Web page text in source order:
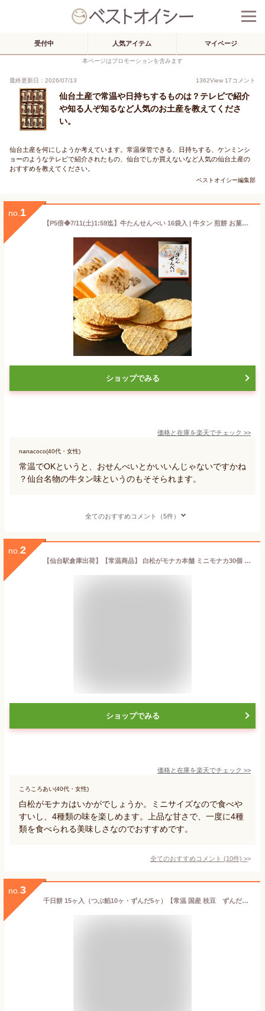
受付中 人気アイテム マイページ
本ページはプロモーションを含みます
最終更新日：2026/07/13 1362View 17コメント
仙台土産で常温や日持ちするものは？テレビで紹介
や知る人ぞ知るなど人気のお土産を教えてくださ
い。
仙台土産を何にしようか考えています。常温保管できる、日持ちする、ケンミンシ
ョーのようなテレビで紹介されたもの、仙台でしか買えないなど人気の仙台土産の
おすすめを教えてください。
ベストオイシー編集部
no. 1
【P5倍◆7/11(土)1:59迄】牛たんせんべい 16袋入 | 牛タン 煎餅 お菓子 おやつ おつまみ 肉ギフト お肉 牛肉 誕生日プレゼント 贈り物 贈答用 お取り寄せグルメ お土産 食品 食べ物 内祝い お中元 御中元 夏ギフト 暑中見舞い 残暑見舞い 仙台 宮城 F-2
ショップでみる
価格と在庫を楽天でチェック >>
nanacoco(40代・女性)
常温でOKというと、おせんべいとかいいんじゃないですかね
？仙台名物の牛タン味というのもそそられます。
全てのおすすめコメント（5件）
no. 2
【仙台駅倉庫出荷】【常温商品】 白松がモナカ本舗 ミニモナカ30個 東北 お土産 みやげ 東北みやげ お菓子 スイーツ グルメ お中元 お取り寄せ ギフト プレゼント のし可 御歳暮 内祝い
ショップでみる
価格と在庫を楽天でチェック >>
ころころあい(40代・女性)
白松がモナカはいかがでしょうか。ミニサイズなので食べや
すいし、4種類の味を楽しめます。上品な甘さで、一度に4種
類を食べられる美味しさなのでおすすめです。
全てのおすすめコメント (10件) >
no. 3
千日餅 15ヶ入（つぶ餡10ヶ・ずんだ5ヶ）【常温 国産 枝豆 ずんだあん 小豆 餡 お取り寄せ スイーツ 仙台 お礼 お返し ご挨拶 ギフト 詰め合わせ プレゼント 贈答 個包装 お土産 宮城 老舗 内祝い 出産祝い 和菓子】